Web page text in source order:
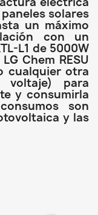
solares
un máximo
con un
L1 de 5000W
Chem RESU
cualquier otra
para
y consumirla
son
y las